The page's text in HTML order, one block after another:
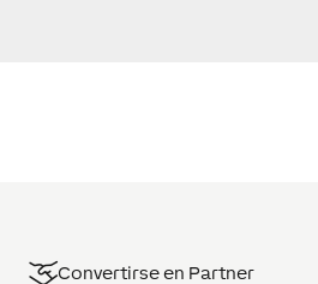
Convertirse en Partner